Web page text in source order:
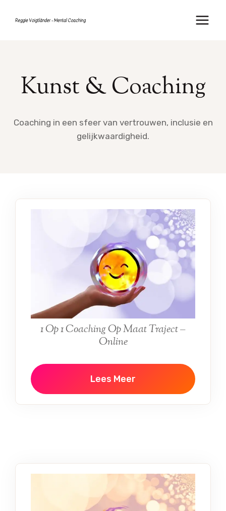
naar
Kunst & Coaching
Coaching in een sfeer van vertrouwen, inclusie en
gelijkwaardigheid.
1 Op 1 Coaching Op Maat Traject–
Online
Lees Meer